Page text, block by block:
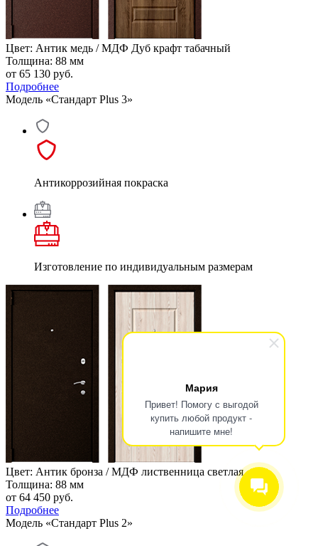
Мария
Привет! Помогу с выгодой
купить любой продукт -
напишите мне!
Цвет: Антик медь / МДФ Дуб крафт табачный
Толщина: 88 мм
от 65 130 руб.
Подробнее
Модель «Стандарт Plus 3»
Антикоррозийная покраска
Изготовление по индивидуальным размерам
Цвет: Антик бронза / МДФ лиственница светлая
Толщина: 88 мм
от 64 450 руб.
Подробнее
Модель «Стандарт Plus 2»